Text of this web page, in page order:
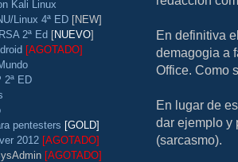
Kali Linux
Linux 4ª ED [NEW]
2ª Ed [NUEVO]
[AGOTADO]
2ª ED
pentesters [GOLD]
2012 [AGOTADO]
[AGOTADO]
En definitiva
demagogia a
Office. Como
En lugar de
dar ejemplo y
(sarcasmo).